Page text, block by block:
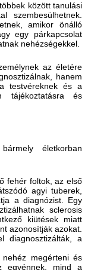
között tanulási
szembesülhetnek.
amikor önálló
egy párkapcsolat
nehézségekkel.
az életére
hanem
testvéreknek és a
tájékoztatásra és
életkorban
fehér foltok, az első
agyi tuberek,
a diagnózist. Egy
sclerosis
kiütések miatt
azonosítják azokat.
diagnosztizálták, a
megérteni és
egyénnek, mind a